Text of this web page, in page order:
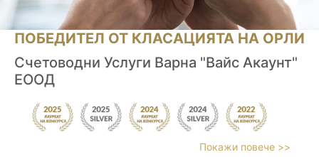
ПОБЕДИТЕЛ ОТ КЛАСАЦИЯТА НА ОРЛИ
Счетоводни Услуги Варна "Вайс Акаунт"
ЕООД
Покажи повече >>